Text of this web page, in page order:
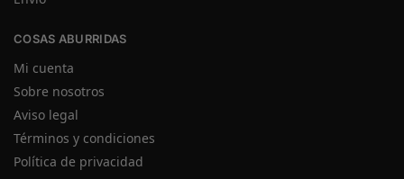
COSAS ABURRIDAS
Mi cuenta
Sobre nosotros
Aviso legal
Términos y condiciones
Política de privacidad